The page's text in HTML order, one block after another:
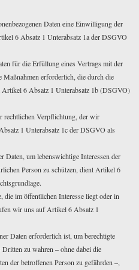
Daten eine Einwilligung der
6 Absatz 1 Unterabsatz 1a der DSGVO
für die Erfüllung eines Vertrags mit der
erforderlich, die durch die
Artikel 6 Absatz 1 Unterabsatz 1b (DSGVO)
rechtlichen Verpflichtung, der wir
1 Unterabsatz 1c der DSGVO als
Daten, um lebenswichtige Interessen der
Person zu schützen, dient Artikel 6
die im öffentlichen Interesse liegt oder in
wir uns auf Artikel 6 Absatz 1
Daten erforderlich ist, um berechtigte
zu wahren – ohne dabei die
der betroffenen Person zu gefährden –,